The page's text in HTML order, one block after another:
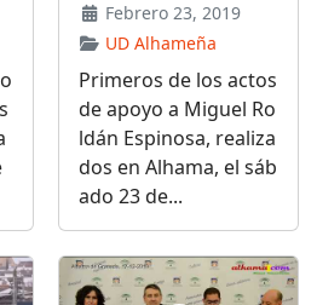
Febrero 23, 2019
UD Alhameña
Primeros de los actos
de apoyo a Miguel Ro
ldán Espinosa, realiza
dos en Alhama, el sáb
ado 23 de...